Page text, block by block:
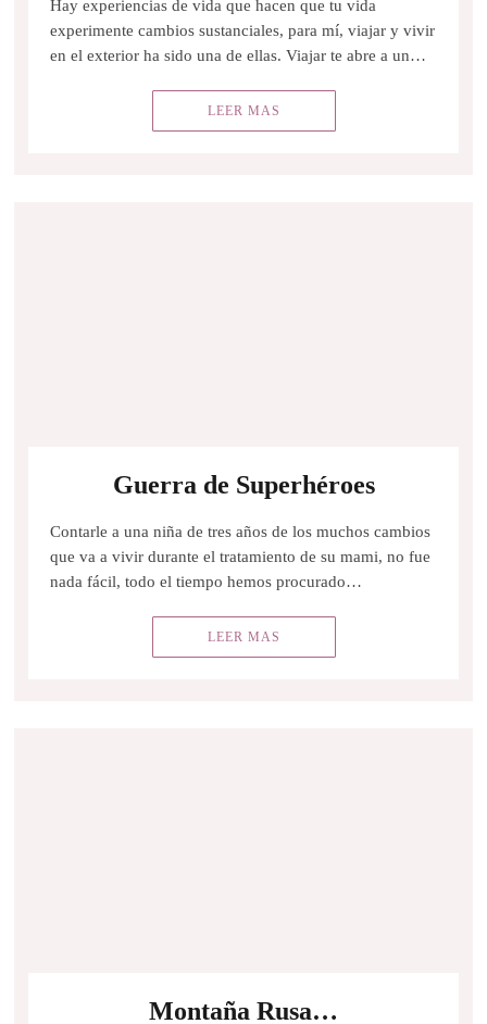
Hay experiencias de vida que hacen que tu vida
experimente cambios sustanciales, para mí, viajar y vivir
en el exterior ha sido una de ellas. Viajar te abre a un…
LEER MAS
Guerra de Superhéroes
Contarle a una niña de tres años de los muchos cambios
que va a vivir durante el tratamiento de su mami, no fue
nada fácil, todo el tiempo hemos procurado…
LEER MAS
Montaña Rusa…